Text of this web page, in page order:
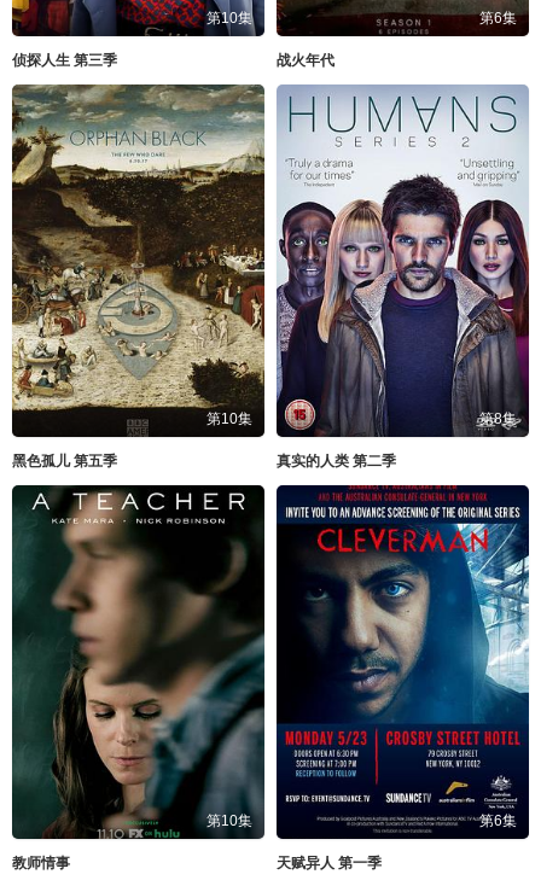
第10集
侦探人生 第三季
第6集
战火年代
第10集
黑色孤儿 第五季
第8集
真实的人类 第二季
第10集
教师情事
第6集
天赋异人 第一季